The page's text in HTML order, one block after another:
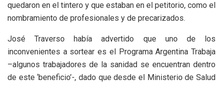
quedaron en el tintero y que estaban en el petitorio, como el
nombramiento de profesionales y de precarizados.
José Traverso había advertido que uno de los
inconvenientes a sortear es el Programa Argentina Trabaja
–algunos trabajadores de la sanidad se encuentran dentro
de este ‘beneficio’-, dado que desde el Ministerio de Salud